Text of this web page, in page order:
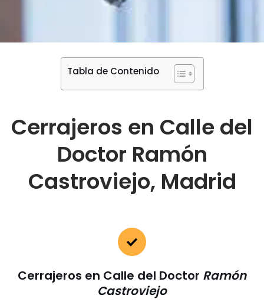
Tabla de Contenido
Cerrajeros en Calle del
Doctor Ramón
Castroviejo, Madrid
Cerrajeros en Calle del Doctor Ramón
Castroviejo